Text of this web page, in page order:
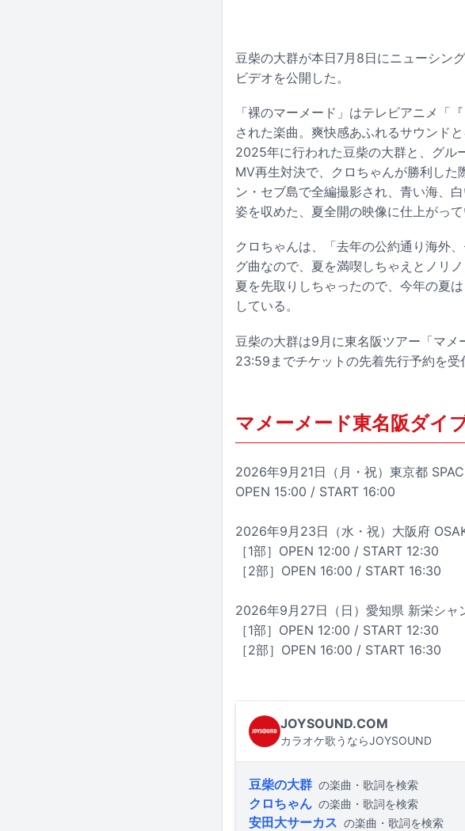
豆柴の大群が本日7月8日にニューシン
ビデオを公開した。
「裸のマーメード」はテレビアニメ「
された楽曲。爽快感あふれるサウンド
2025年に行われた豆柴の大群と、グル
MV再生対決で、クロちゃんが勝利し
ン・セブ島で全編撮影され、青い海、
姿を収めた、夏全開の映像に仕上がって
クロちゃんは、「去年の公約通り海外
グ曲なので、夏を満喫しちゃえとノリ
夏を先取りしちゃったので、今年の夏
している。
豆柴の大群は9月に東名阪ツアー「マ
23:59までチケットの先着先行予約を受
マメーメード東名阪ダイ
2026年9月21日（月・祝）東京都
OPEN 15:00 / START 16:00
2026年9月23日（水・祝）大阪府
［1部］OPEN 12:00 / START 12:30
［2部］OPEN 16:00 / START 16:30
2026年9月27日（日）愛知県 新栄シャ
［1部］OPEN 12:00 / START 12:30
［2部］OPEN 16:00 / START 16:30
JOYSOUND.COM
カラオケ歌うならJOYSOUND
豆柴の大群 の楽曲・歌詞を検索
クロちゃん の楽曲・歌詞を検索
安田大サーカス の楽曲・歌詞を検索